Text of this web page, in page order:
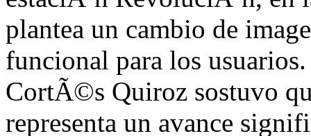
plantea un cambio de
funcional para los usuarios.
CortÃ©s Quiroz sostuvo
representa un avance